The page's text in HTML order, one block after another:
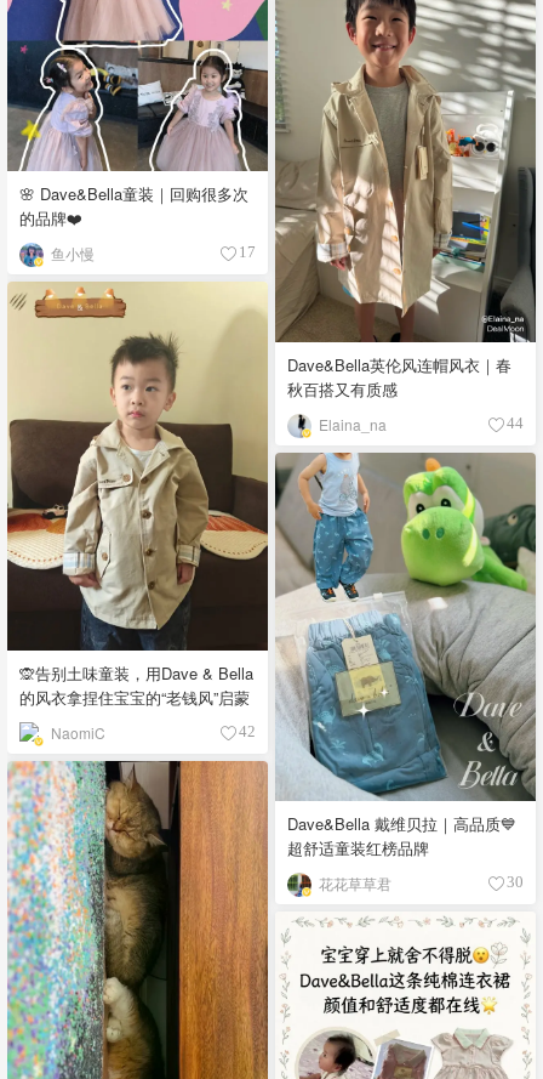
🌸 Dave&Bella童装｜回购很多次
的品牌❤️
鱼小慢 17
Dave&Bella英伦风连帽风衣｜春
秋百搭又有质感
Elaina_na 44
🙊告别土味童装，用Dave & Bella
的风衣拿捏住宝宝的“老钱风”启蒙
NaomiC 42
Dave&Bella 戴维贝拉｜高品质💙
超舒适童装红榜品牌
花花草草君 30